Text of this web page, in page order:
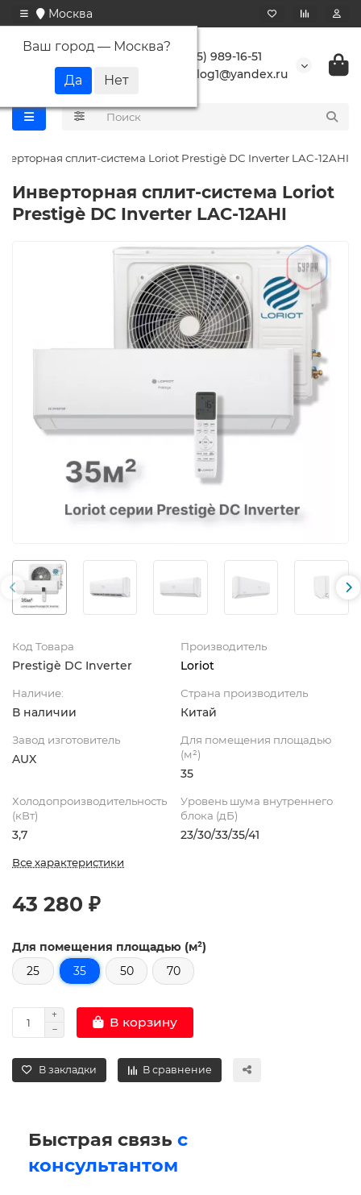
Москва
Ваш город — Москва?
+7 (495) 989-16-51
buranlog1@yandex.ru
сплит-система Loriot Prestigè DC Inverter LAC-12AHI
Инверторная сплит-система Loriot
Prestigè DC Inverter LAC-12AHI
Код Товара
Prestigè DC Inverter
Производитель
Loriot
Наличие:
В наличии
Страна производитель
Китай
Завод изготовитель
AUX
Для помещения площадью
(м²)
35
Холодопроизводительность
(кВт)
3,7
Уровень шума внутреннего
блока (дБ)
23/30/33/35/41
Все характеристики
43 280 ₽
Для помещения площадью (м²)
25
35 50 70
В корзину
В закладки В сравнение
Быстрая связь с
консультантом